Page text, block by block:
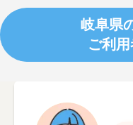
岐阜県
ご利